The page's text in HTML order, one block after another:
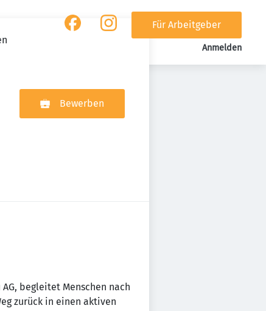
Für Arbeitgeber
Anmelden
Bewerben
begleitet Menschen nach
zurück in einen aktiven